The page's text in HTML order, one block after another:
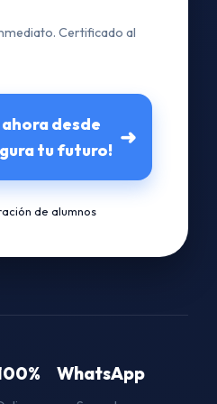
Certificado al
desde
tu futuro!
➜
de alumnos
WhatsApp